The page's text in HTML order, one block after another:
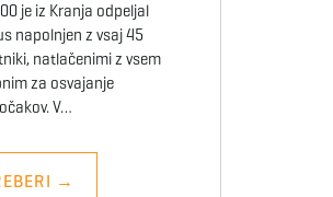
je iz Kranja odpeljal
napolnjen z vsaj 45
natlačenimi z vsem
za osvajanje
V…
→